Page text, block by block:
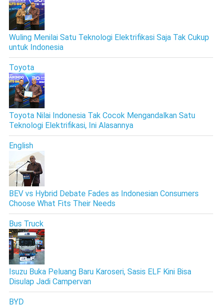
Wuling Menilai Satu Teknologi Elektrifikasi Saja Tak Cukup
untuk Indonesia
Toyota
Toyota Nilai Indonesia Tak Cocok Mengandalkan Satu
Teknologi Elektrifikasi, Ini Alasannya
English
BEV vs Hybrid Debate Fades as Indonesian Consumers
Choose What Fits Their Needs
Bus Truck
Isuzu Buka Peluang Baru Karoseri, Sasis ELF Kini Bisa
Disulap Jadi Campervan
BYD